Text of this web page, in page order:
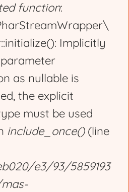
function:
Implicitly
as nullable is
the explicit
must be used
include_once()(line
e3/93/5859193